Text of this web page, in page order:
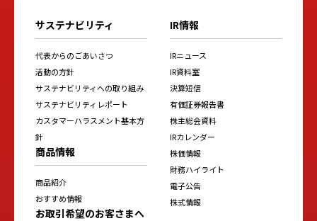
サステナビリティ
代表からのごあいさつ
活動の方針
サステナビリティへの取り組み
サステナビリティレポート
カスタマーハラスメント基本方
針
商品情報
商品紹介
おすすめ情報
お取引希望のお客さまへ
IR情報
IRニュース
IR資料室
決算短信
有価証券報告書
株主総会資料
IRカレンダー
株価情報
財務ハイライト
電子公告
株式情報